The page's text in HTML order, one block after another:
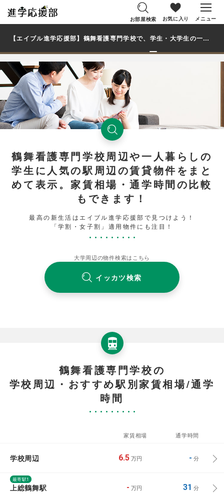
お部屋検索 お気に入り メニュー
【エイブル進学応援部】鶴舞看護専門学校で、学生・大学生の一人暮らし向け賃貸マンション・アパートのお部屋を探す
鶴舞看護専門学校周辺や一人暮らしの
学生に人気の駅周辺の賃貸物件をまと
めて表示。家賃相場・通学時間の比較
もできます！
最高の新生活はエイブル進学応援部で見つけよう！
「学割・女子割」適用物件にも注目！
大学周辺の物件検索はこちら
イッカツ検索
鶴舞看護専門学校の
学校周辺・おすすめ駅別家賃相場/通学
時間
家賃相場 通学時間
学校周辺 6.5 万円 - 分
最寄駅1
上総鶴舞駅 - 万円 31 分